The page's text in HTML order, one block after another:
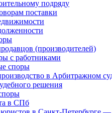
подряду
поставки
(производителей)
с работниками
споры
в Арбитражном
решения
в СПб